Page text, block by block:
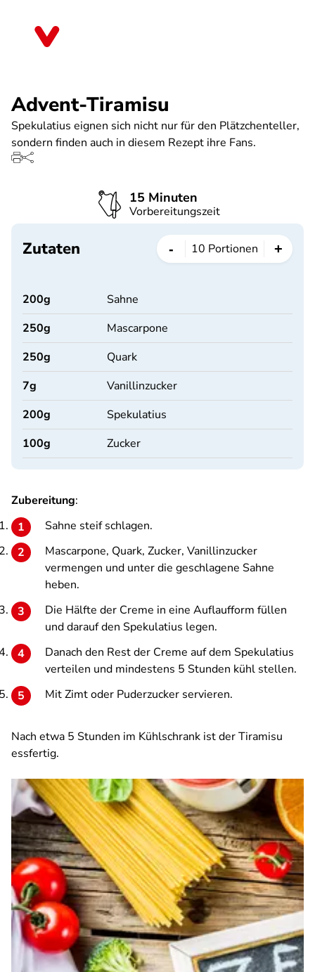
Advent-Tiramisu
Spekulatius eignen sich nicht nur für den Plätzchenteller,
sondern finden auch in diesem Rezept ihre Fans.
15 Minuten
Vorbereitungszeit
Zutaten - 10 Portionen +
200g
Sahne
250g
Mascarpone
250g
Quark
7g
Vanillinzucker
200g
Spekulatius
100g Zucker
Zubereitung:
Sahne steif schlagen.
Mascarpone, Quark, Zucker, Vanillinzucker
vermengen und unter die geschlagene Sahne
heben.
Die Hälfte der Creme in eine Auflaufform füllen
und darauf den Spekulatius legen.
Danach den Rest der Creme auf dem Spekulatius
verteilen und mindestens 5 Stunden kühl stellen.
Mit Zimt oder Puderzucker servieren.
Nach etwa 5 Stunden im Kühlschrank ist der Tiramisu
essfertig.